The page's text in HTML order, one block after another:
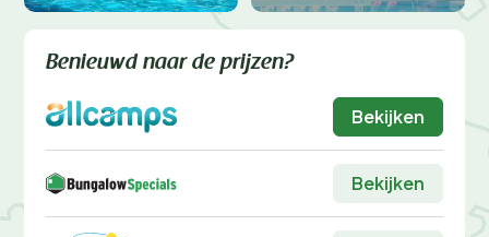
Benieuwd naar de prijzen?
Bekijken
Bekijken